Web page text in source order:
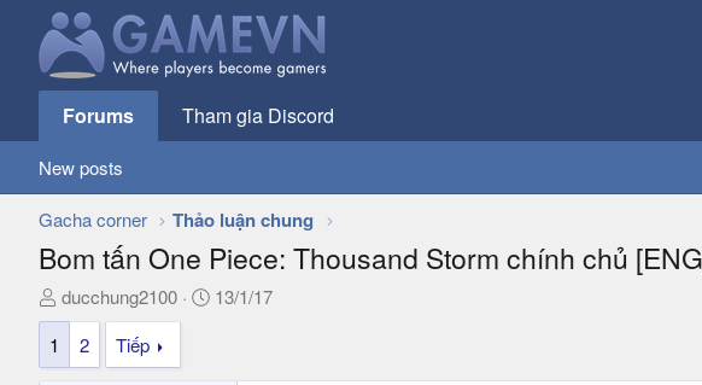
Forums Tham gia Discord
New posts
Gacha corner Thảo luận chung
Bom tấn One Piece: Thousand Storm chính chủ
T
h
e
ducchung2100
N
13/1/17
1
2 Tiếp